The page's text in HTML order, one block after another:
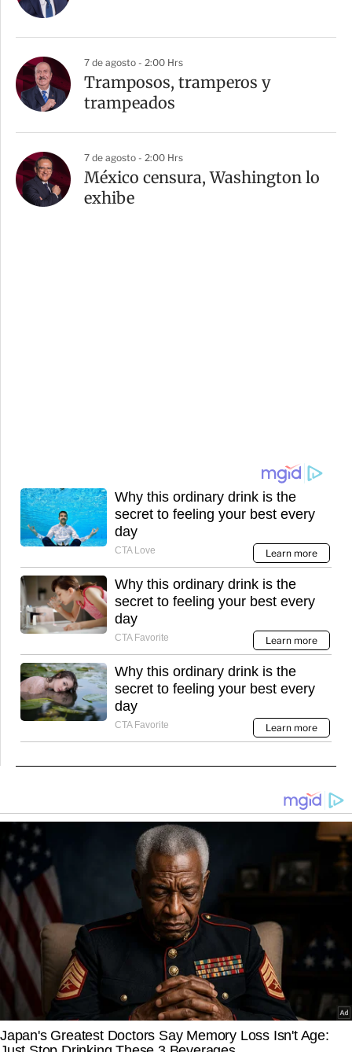
7 de agosto - 2:00 Hrs
Tramposos, tramperos y
trampeados
7 de agosto - 2:00 Hrs
México censura, Washington lo
exhibe